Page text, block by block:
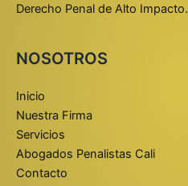
Derecho Penal de Alto Impacto.
NOSOTROS
Inicio
Nuestra Firma
Servicios
Abogados Penalistas Cali
Contacto